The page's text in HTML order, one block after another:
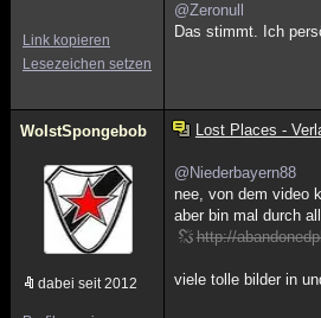
Link kopieren
Lesezeichen setzen
@Zeronull
Das stimmt. Ich
WoIstSpongebob
dabei seit 2012
Lost Places -
@Niederbayern88
nee, von dem video
aber bin mal durch
http://
viele tolle bilder in